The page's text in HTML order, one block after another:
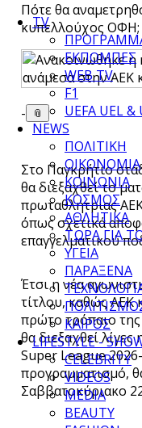
TV
ΕΚΠΟΜΠΕΣ
WEB TV
F1
UEFA UEL &
NEWS
ΠΟΛΙΤΙΚΗ
ΟΙΚΟΝΟΜΙΑ
ΚΟΙΝΩΝΙΑ
ΚΟΣΜΟΣ
ΑΘΛΗΤΙΚΑ
ΤΩΡΑ ΓΙΑ
ΥΓΕΙΑ
ΠΑΡΑΞΕΝΑ
ΚΑΙΡΟΣ
LIFESTYLE -
CELEBRITY
VIDEOS
MEDIA
BEAUTY
Πότε θα
κυπελλούχος ΟΦΗ;
- 📎
Στο Παγκρήτιο
θα διεξαχθεί το
πρωταθλήτριας
όπως σχετικά
επαγγελματικού
Έτσι η νέα
τίτλου, καθώς ΑΕΚ
πρώτο τρόπαιο
θα διεξαχθεί
Super League
προγραμματισμό,
Σαββατοκύριακο